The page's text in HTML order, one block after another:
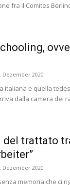
fra il Comites
Dezember 2020
italiana e quella
dalla camera dei
del trattato
Dezember 2020
memoria che ci